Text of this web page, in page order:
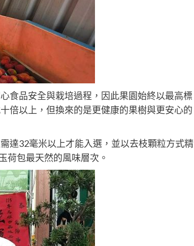
食品安全與栽培過程，因此果園始終以最高標
倍以上，但換來的是更健康的果樹與更安心的
達32毫米以上才能入選，並以去枝顆粒方式精
荷包最天然的風味層次。